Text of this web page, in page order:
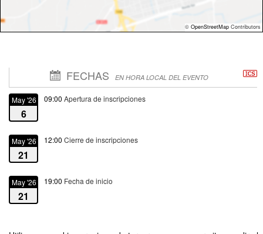
© OpenStreetMap Contributors
FECHAS EN HORA LOCAL DEL EVENTO
May '26
6
09:00 Apertura de inscripciones
May '26
21
12:00 Cierre de inscripciones
May '26
21
19:00 Fecha de inicio